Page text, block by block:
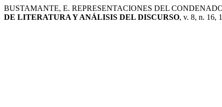
BUSTAMANTE, E. REPRESENTACIONES DEL
DE LITERATURA Y ANÁLISIS DEL DISCURSO, v. 8, n. 16,